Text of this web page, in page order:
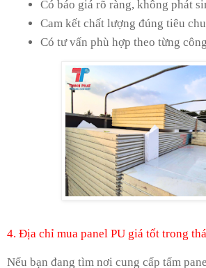
Có báo giá rõ ràng, không phát
Cam kết chất lượng đúng tiêu
Có tư vấn phù hợp theo từng
4. Địa chỉ mua panel PU giá tốt trong
Nếu bạn đang tìm nơi cung cấp tấm